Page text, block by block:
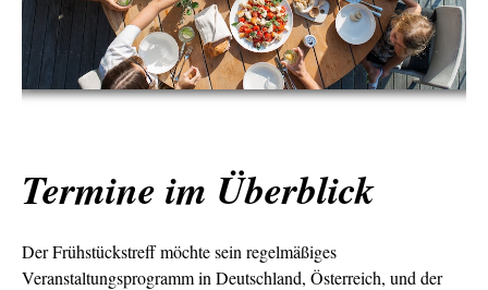
Termine im Überblick
Der Frühstückstreff möchte sein regelmäßiges
Veranstaltungsprogramm in Deutschland, Österreich, und der